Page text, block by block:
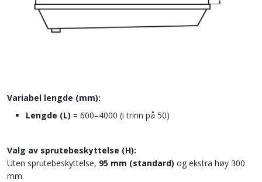
Variabel lengde (mm):
Lengde (L) = 600–4000 (i trinn på 50)
Valg av sprutebeskyttelse (H):
Uten sprutebeskyttelse, 95 mm (standard) og ekstra høy 300
mm.